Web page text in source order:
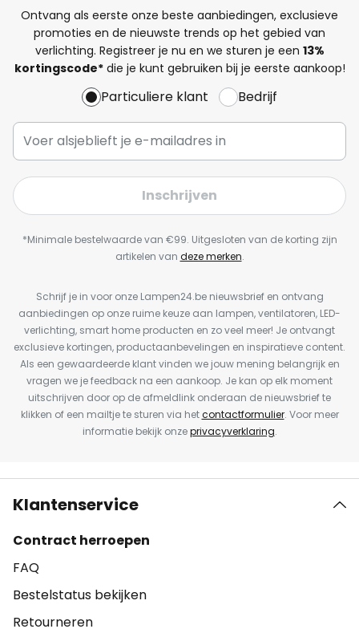
Ontvang als eerste onze beste aanbiedingen, exclusieve
promoties en de nieuwste trends op het gebied van
verlichting. Registreer je nu en we sturen je een 13%
kortingscode*die je kunt gebruiken bij je eerste aankoop!
Particuliere klant Bedrijf
Inschrijven
*Minimale bestelwaarde van €99. Uitgesloten van de korting zijn
artikelen van deze merken.
Schrijf je in voor onze Lampen24.be nieuwsbrief en ontvang
aanbiedingen op onze ruime keuze aan lampen, ventilatoren, LED-
verlichting, smart home producten en zo veel meer! Je ontvangt
exclusieve kortingen, productaanbevelingen en inspiratieve content.
Als een gewaardeerde klant vinden we jouw mening belangrijk en
vragen we je feedback na een aankoop. Je kan op elk moment
uitschrijven door op de afmeldlink onderaan de nieuwsbrief te
klikken of een mailtje te sturen via hetcontactformulier. Voor meer
informatie bekijk onzeprivacyverklaring.
Klantenservice
Contract herroepen
FAQ
Bestelstatus bekijken
Retourneren